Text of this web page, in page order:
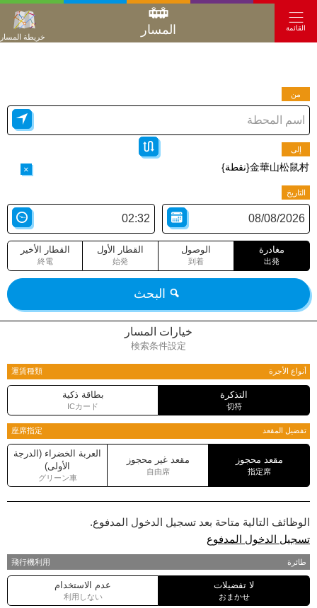
القائمة المسار خريطة المسار
من
إلى
金華山松鼠村{نقطة} ×
التاريخ
مغادرة
出発
الوصول
到着
القطار الأول
始発
القطار الأخير
終電
البحث
خيارات المسار
検索条件設定
أنواع الأجرة 運賃種類
التذكرة
切符
بطاقة ذكية
ICカード
تفضيل المقعد 座席指定
مقعد محجوز
指定席
مقعد غير محجوز
自由席
العربة الخضراء (الدرجة
الأولى)
グリーン車
الوظائف التالية متاحة بعد تسجيل الدخول المدفوع.
تسجيل الدخول المدفوع
طائرة 飛行機利用
لا تفضيلات
おまかせ
عدم الاستخدام
利用しない